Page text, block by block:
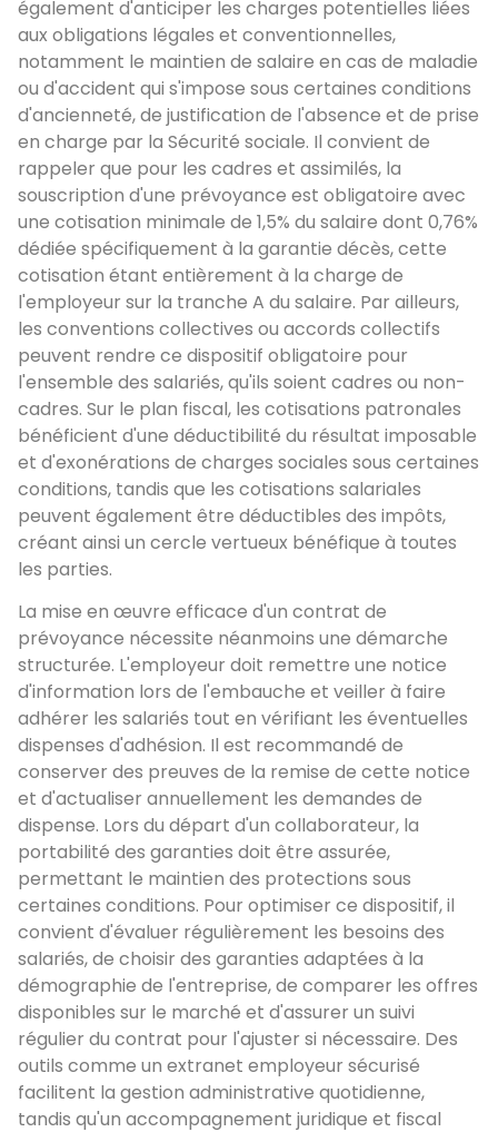
également d'anticiper les charges potentielles liées
aux obligations légales et conventionnelles,
notamment le maintien de salaire en cas de maladie
ou d'accident qui s'impose sous certaines conditions
d'ancienneté, de justification de l'absence et de prise
en charge par la Sécurité sociale. Il convient de
rappeler que pour les cadres et assimilés, la
souscription d'une prévoyance est obligatoire avec
une cotisation minimale de 1,5% du salaire dont 0,76%
dédiée spécifiquement à la garantie décès, cette
cotisation étant entièrement à la charge de
l'employeur sur la tranche A du salaire. Par ailleurs,
les conventions collectives ou accords collectifs
peuvent rendre ce dispositif obligatoire pour
l'ensemble des salariés, qu'ils soient cadres ou non-
cadres. Sur le plan fiscal, les cotisations patronales
bénéficient d'une déductibilité du résultat imposable
et d'exonérations de charges sociales sous certaines
conditions, tandis que les cotisations salariales
peuvent également être déductibles des impôts,
créant ainsi un cercle vertueux bénéfique à toutes
les parties.
La mise en œuvre efficace d'un contrat de
prévoyance nécessite néanmoins une démarche
structurée. L'employeur doit remettre une notice
d'information lors de l'embauche et veiller à faire
adhérer les salariés tout en vérifiant les éventuelles
dispenses d'adhésion. Il est recommandé de
conserver des preuves de la remise de cette notice
et d'actualiser annuellement les demandes de
dispense. Lors du départ d'un collaborateur, la
portabilité des garanties doit être assurée,
permettant le maintien des protections sous
certaines conditions. Pour optimiser ce dispositif, il
convient d'évaluer régulièrement les besoins des
salariés, de choisir des garanties adaptées à la
démographie de l'entreprise, de comparer les offres
disponibles sur le marché et d'assurer un suivi
régulier du contrat pour l'ajuster si nécessaire. Des
outils comme un extranet employeur sécurisé
facilitent la gestion administrative quotidienne,
tandis qu'un accompagnement juridique et fiscal